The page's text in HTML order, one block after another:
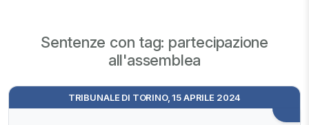
Sentenze con tag: partecipazione
all'assemblea
TRIBUNALE DI TORINO, 15 APRILE 2024